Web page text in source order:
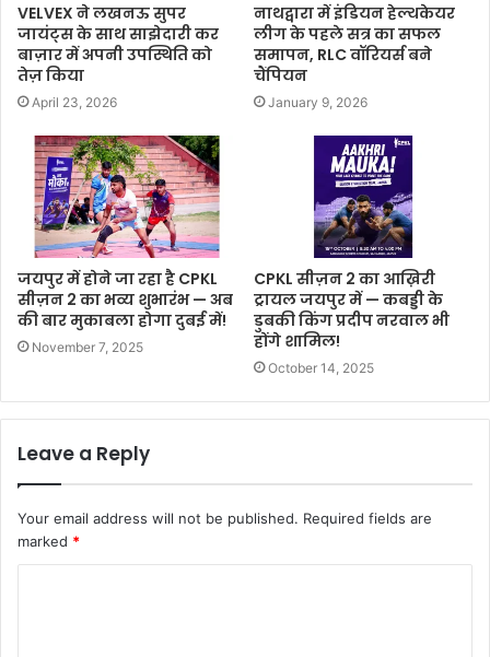
VELVEX ने लखनऊ सुपर
जायंट्स के साथ साझेदारी कर
बाज़ार में अपनी उपस्थिति को
तेज़ किया
April 23, 2026
नाथद्वारा में इंडियन हेल्थकेयर
लीग के पहले सत्र का सफल
समापन, RLC वॉरियर्स बने
चैंपियन
January 9, 2026
जयपुर में होने जा रहा है CPKL
सीज़न 2 का भव्य शुभारंभ — अब
की बार मुकाबला होगा दुबई में!
November 7, 2025
CPKL सीज़न 2 का आख़िरी
ट्रायल जयपुर में — कबड्डी के
डुबकी किंग प्रदीप नरवाल भी
होंगे शामिल!
October 14, 2025
Leave a Reply
Your email address will not be published. Required fields are
marked *